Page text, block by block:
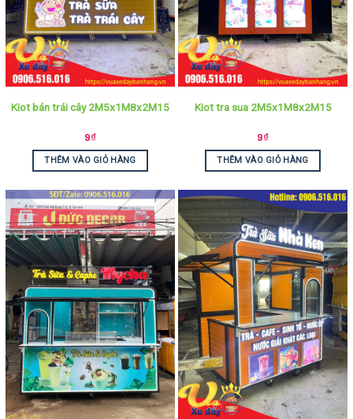
Kiot bán trái cây 2M5x1M8x2M15
9₫
THÊM VÀO GIỎ HÀNG
Kiot tra sua 2M5x1M8x2M15
9₫
THÊM VÀO GIỎ HÀNG